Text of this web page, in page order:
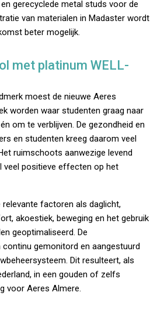
gerecyclede metal studs voor de
van materialen in Madaster wordt
beter mogelijk.
met platinum WELL-
moest de nieuwe Aeres
worden waar studenten graag naar
om te verblijven. De gezondheid en
en studenten kreeg daarom veel
ruimschoots aanwezige levend
veel positieve effecten op het
factoren als daglicht,
akoestiek, beweging en het gebruik
geoptimaliseerd. De
gemonitord en aangestuurd
Dit resulteert, als
in een gouden of zelfs
voor Aeres Almere.